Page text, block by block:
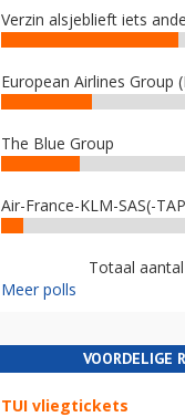
Verzin alsjeblieft iets
European Airlines Group
The Blue Group
Air-France-KLM-SAS(-
Totaal
Meer polls
VOORDELIGE
TUI vliegtickets